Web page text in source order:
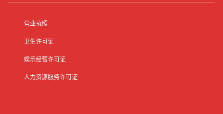
营业执照
卫生许可证
娱乐经营许可证
人力资源服务许可证